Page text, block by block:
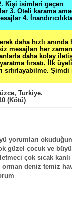
Kişi isimleri geçen
3. Oteli karama
4.
daha hızlı
mesajları her zaman
daha kolay
fırsatı. İlk
sıfırlayabilme. Şimdi
, Turkiye.
(Kötü)
yorumları
güzel çocuk ve
çok sıcak
deniz temiz